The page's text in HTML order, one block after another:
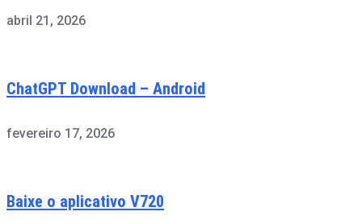
abril 21, 2026
ChatGPT Download – Android
fevereiro 17, 2026
Baixe o aplicativo V720